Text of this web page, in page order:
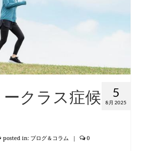
5
8月 2025
クラス症候
posted in: ブログ＆コラム | 0